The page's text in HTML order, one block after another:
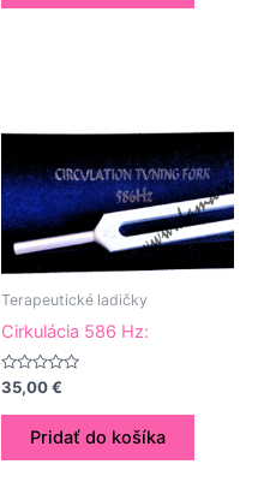
Terapeutické ladičky
Cirkulácia 586 Hz:
Hodnotenie
z
35,00€
Pridať do košíka